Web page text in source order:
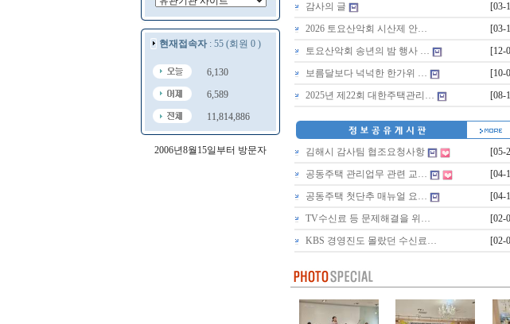
현재접속자: 55 (회원 0 )
6,130
6,589
11,814,886
2006년8월15일부터 방문자
감사의 글
[03-
2026 토요산악회 시산제 안…
[03-
토요산악회 송년의 밤 행사 …
[12-
보름달보다 넉넉한 한가위 …
[10-
2025년 제22회 대한주택관리…
[08-
김해시 감사팀 협조요청사항
[05-
공동주택 관리업무 관련 교…
[04-
공동주택 첫단추 매뉴얼 요…
[04-
TV수신료 등 문제해결을 위…
[02-
KBS 경영진도 몰랐던 수신료…
[02-